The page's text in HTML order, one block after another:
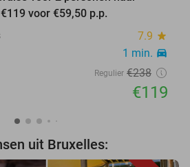
voor €59,50 p.p.
7.9 star
1 min. directions_car
Regulier €238
€119
uit Bruxelles: